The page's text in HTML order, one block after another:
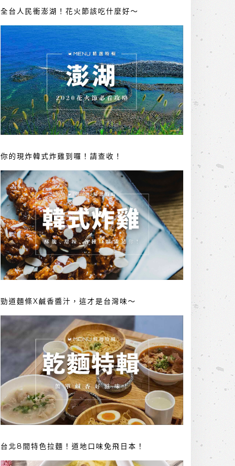
全台人民衝澎湖！花火節該吃什麼好～
你的現炸韓式炸雞到囉！請查收！
勁道麵條X鹹香醬汁，這才是台灣味～
台北8間特色拉麵！道地口味免飛日本！